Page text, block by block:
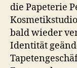
die Papeterie
bald wieder
Identität